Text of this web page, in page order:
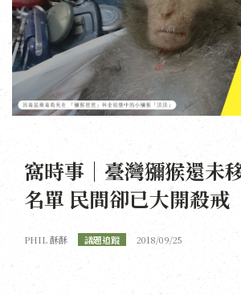
窩時事｜臺灣獼猴還未
名單 民間卻已大開殺戒
PHIL 酥酥 議題追蹤 2018/09/25